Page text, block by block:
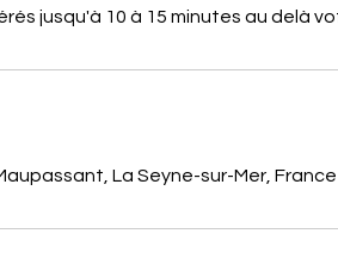
jusqu'à 10 à 15 minutes au delà
La Seyne-sur-Mer, France